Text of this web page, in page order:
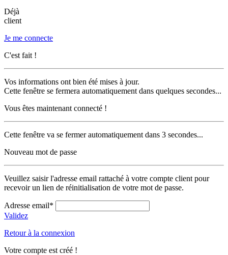
Déjà
client
Je me connecte
C'est fait !
Vos informations ont bien été mises à jour.
Cette fenêtre se fermera automatiquement dans quelques secondes...
Vous êtes maintenant connecté !
Cette fenêtre va se fermer automatiquement dans 3 secondes...
Nouveau mot de passe
Veuillez saisir l'adresse email rattaché à votre compte client pour
recevoir un lien de réinitialisation de votre mot de passe.
Adresse email*
Validez
Retour à la connexion
Votre compte est créé !